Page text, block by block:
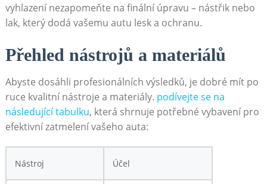
‌vyhlazení nezapomeňte na⁢ finální ⁢úpravu – nástřik nebo⁢
lak, který dodá vašemu ⁣autu lesk a ochranu.⁣
Přehled nástrojů a materiálů
Abyste dosáhli profesionálních výsledků,​ je dobré mít​ po
ruce kvalitní nástroje a materiály. podívejte se na
následující tabulku, která shrnuje potřebné vybavení pro
efektivní zatmelení ⁣vašeho auta:
Nástroj Účel